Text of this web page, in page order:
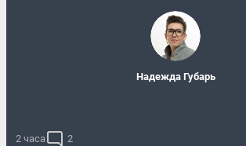
Надежда Губарь
2 часа 2